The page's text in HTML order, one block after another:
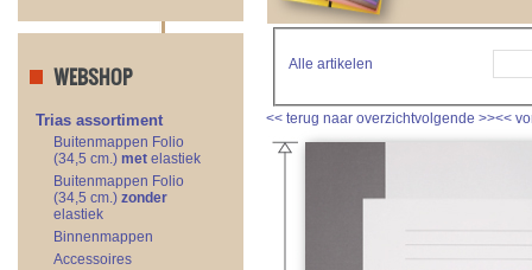
WEBSHOP
Trias assortiment
Buitenmappen Folio
(34,5 cm.) met elastiek
Buitenmappen Folio
(34,5 cm.) zonder
elastiek
Binnenmappen
Accessoires
Alle artikelen
<<terug naar overzichtvolgende >><<